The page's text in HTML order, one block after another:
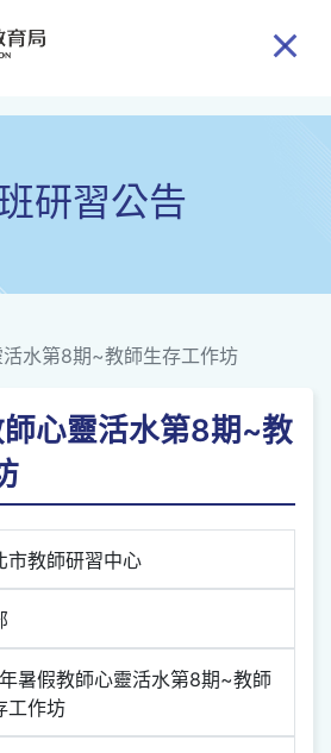
研習公告
水第8期~教師生存工作坊
心靈活水第8期~教
市教師研習中心
暑假教師心靈活水第8期~教師
工作坊